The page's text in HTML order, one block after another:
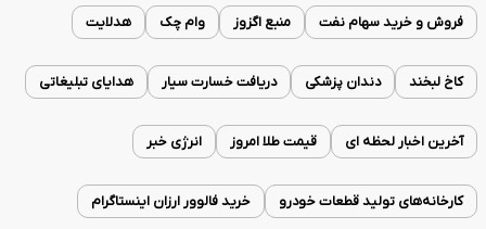
فروش و خرید سهام نفت منبع اگزوز وام چک هدلایت
کاخ لبخند دندان پزشکی دریافت خسارت سیار هدایای تبلیغاتی
آخرین اخبار لحظه ای قیمت طلا امروز انرژی خبر
کارخانه‌های تولید قطعات خودرو خرید فالوور ارزان اینستاگرام